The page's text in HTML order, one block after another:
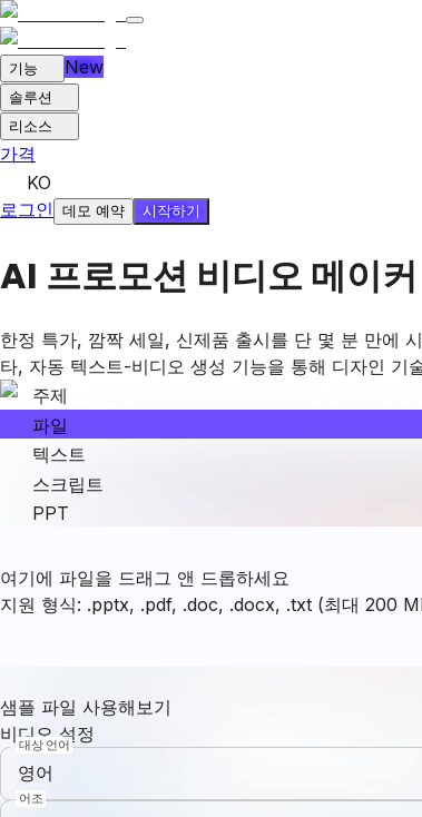
기능 New
솔루션
리소스
가격
KO
로그인
데모 예약 시작하기
AI 프로모션 비디오 메이커
한정 특가, 깜짝 세일, 신제품 출시를 단 몇 분 만에
타, 자동 텍스트-비디오 생성 기능을 통해 디자인 기
주제
파일
텍스트
스크립트
PPT
여기에 파일을 드래그 앤 드롭하세요
지원 형식: .pptx, .pdf, .doc, .docx, .txt (최대 200
샘플 파일 사용해보기
비디오 설정
대상 언어
영어
어조